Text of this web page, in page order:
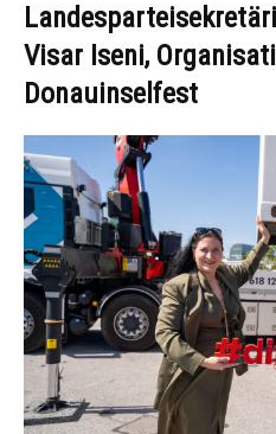
Visar Iseni,
Donauinselfest